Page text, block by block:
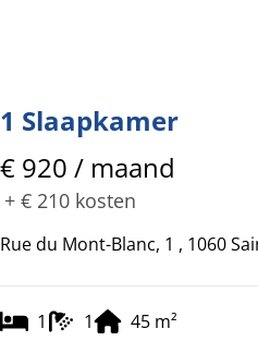
1 Slaapkamer
€ 920 / maand
+ € 210 kosten
Rue du Mont-Blanc, 1 , 1060
1 1 45 m²